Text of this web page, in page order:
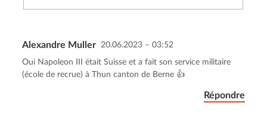
Annuler Envoyer le commentaire
Alexandre Muller 20.06.2023 – 03:52
Oui Napoleon III était Suisse et a fait son service militaire
(école de recrue) à Thun canton de Berne 👍
Répondre